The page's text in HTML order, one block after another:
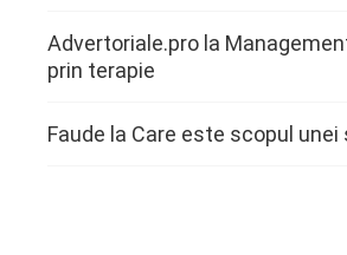
Advertoriale.pro la
prin terapie
Faude la Care este scopul unei